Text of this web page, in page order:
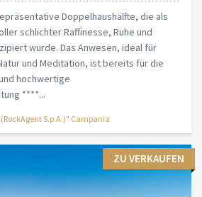
Doppelhaushälfte, die als
schlichter Raffinesse, Ruhe und
wurde. Das Anwesen, ideal für
und Meditation, ist bereits für die
hochwertige
****...
S.p.A.)" Campania
ZU VERKAUFEN